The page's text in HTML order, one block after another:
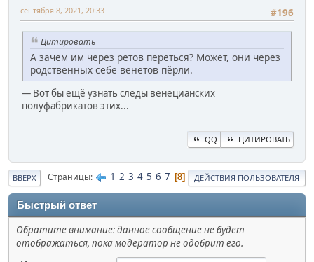
#196
сентября 8, 2021, 20:33
Цитировать
А зачем им через ретов переться? Может, они через
родственных себе венетов пёрли.
— Вот бы ещё узнать следы венецианских
полуфабрикатов этих...
QQ ЦИТИРОВАТЬ
ВВЕРХ Страницы 1 2 3 4 5 6 7 8 ДЕЙСТВИЯ ПОЛЬЗОВАТЕЛЯ
Быстрый ответ
Обратите внимание: данное сообщение не будет
отображаться, пока модератор не одобрит его.